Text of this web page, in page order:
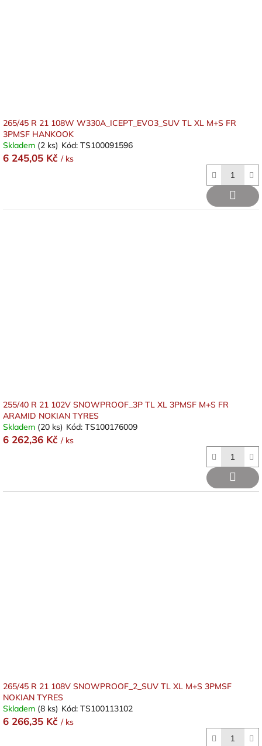
265/45 R 21 108W W330A_ICEPT_EVO3_SUV TL XL M+S FR
3PMSF HANKOOK
Skladem (2 ks) Kód: TS100091596
6 245,05 Kč / ks
255/40 R 21 102V SNOWPROOF_3P TL XL 3PMSF M+S FR
ARAMID NOKIAN TYRES
Skladem (20 ks) Kód: TS100176009
6 262,36 Kč / ks
265/45 R 21 108V SNOWPROOF_2_SUV TL XL M+S 3PMSF
NOKIAN TYRES
Skladem (8 ks) Kód: TS100113102
6 266,35 Kč / ks